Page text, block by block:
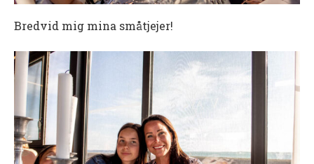
Bredvid mig mina småtjejer!